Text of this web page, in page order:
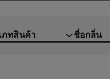
ภทสินค้า ชื่อกลิ่น